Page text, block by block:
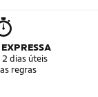
dias úteis
regras